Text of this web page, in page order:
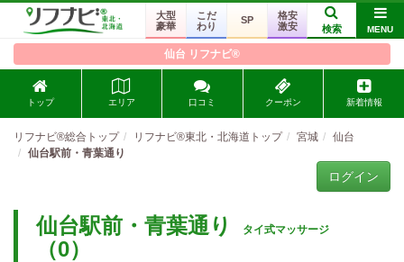
大型
豪華
こだ
わり
SP
格安
激安
検索 MENU
仙台 リフナビ®
トップ エリア 口コミ クーポン 新着情報
リフナビ®総合トップ リフナビ®東北・北海道トップ 宮城
仙台
仙台駅前・青葉通り
ログイン
仙台駅前・青葉通り タイ式マッサージ
（0）